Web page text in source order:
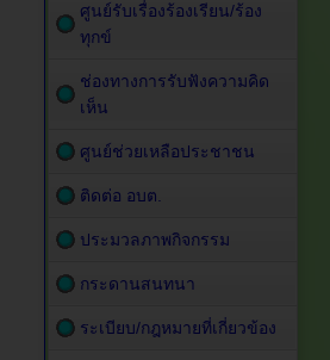
ศูนย์รับเรื่องร้องเรียน/ร้อง
ทุกข์
ช่องทางการรับฟังความคิด
เห็น
ศูนย์ช่วยเหลือประชาชน
ติดต่อ อบต.
ประมวลภาพกิจกรรม
กระดานสนทนา
ระเบียบ/กฎหมายที่เกี่ยวข้อง